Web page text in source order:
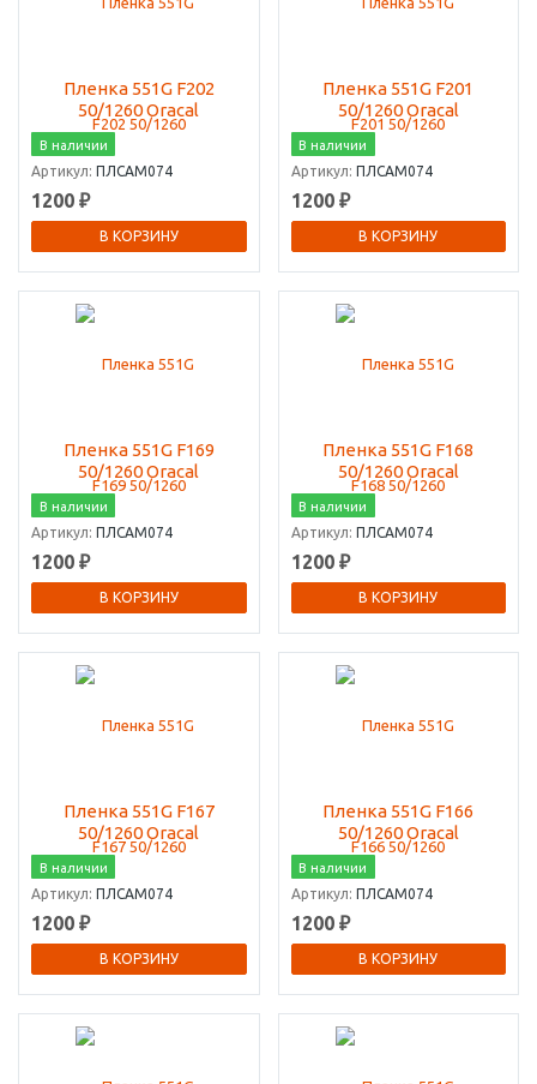
Пленка 551G F202
50/1260 Oracal
В наличии
Артикул: ПЛСАМ074
1200 ₽
В КОРЗИНУ
Пленка 551G F201
50/1260 Oracal
В наличии
Артикул: ПЛСАМ074
1200 ₽
В КОРЗИНУ
Пленка 551G F169
50/1260 Oracal
В наличии
Артикул: ПЛСАМ074
1200 ₽
В КОРЗИНУ
Пленка 551G F168
50/1260 Oracal
В наличии
Артикул: ПЛСАМ074
1200 ₽
В КОРЗИНУ
Пленка 551G F167
50/1260 Oracal
В наличии
Артикул: ПЛСАМ074
1200 ₽
В КОРЗИНУ
Пленка 551G F166
50/1260 Oracal
В наличии
Артикул: ПЛСАМ074
1200 ₽
В КОРЗИНУ